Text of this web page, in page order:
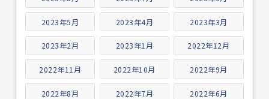
2023年5月 2023年4月 2023年3月
2023年2月 2023年1月 2022年12月
2022年11月 2022年10月 2022年9月
2022年8月 2022年7月 2022年6月